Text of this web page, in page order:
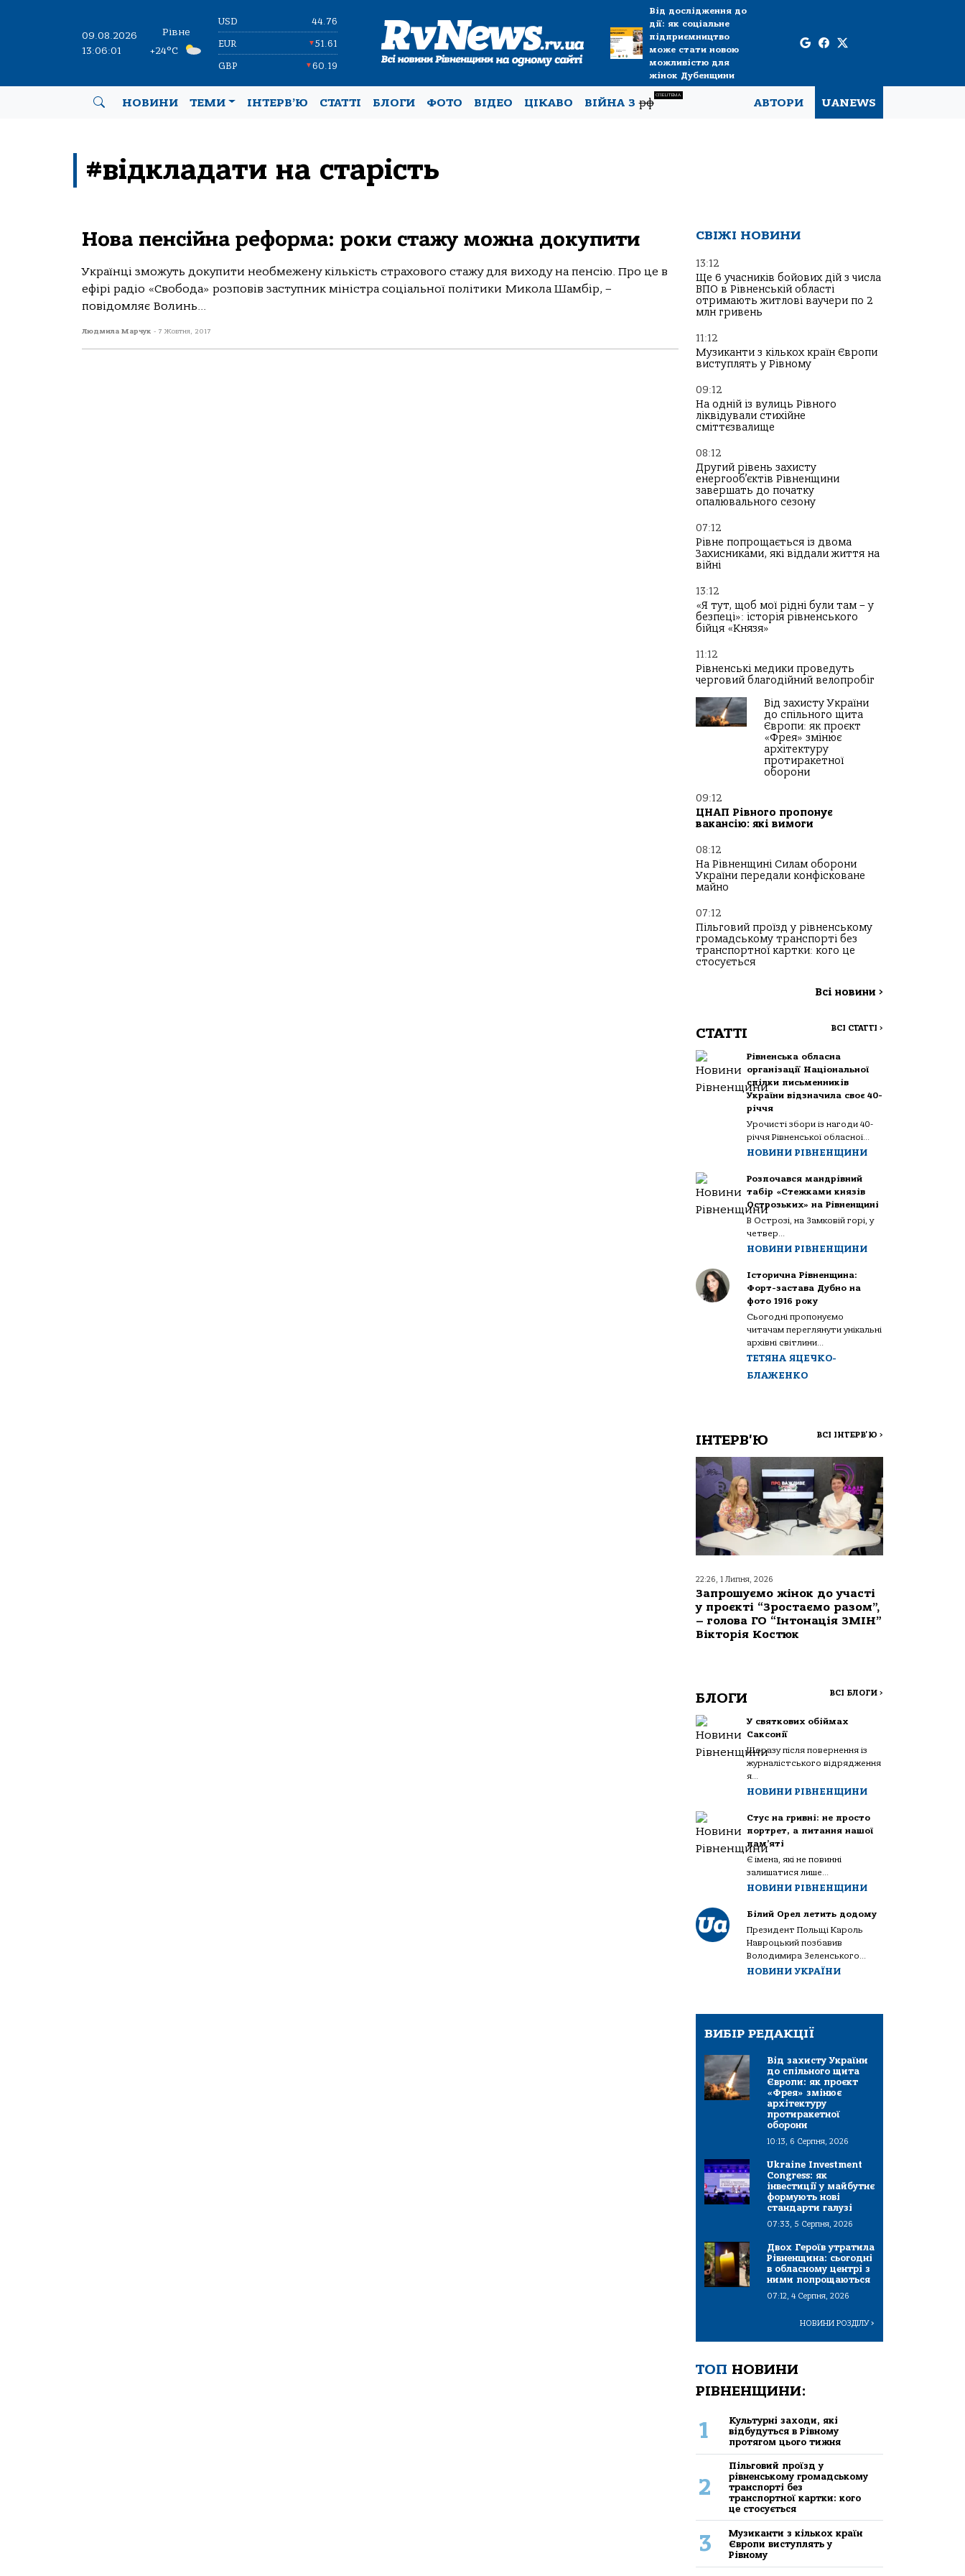
09.08.2026
13:06:01
Рівне
+24°C
USD 44.76
EUR ▼51.61
GBP ▼60.19
Від дослідження до
дії: як соціальне
підприємництво
може стати новою
можливістю для
жінок Дубенщини
НОВИНИ ТЕМИ ІНТЕРВ’Ю СТАТТІ БЛОГИ ФОТО ВІДЕО ЦІКАВО ВІЙНА Зрф
СПЕЦТЕМА
АВТОРИ UANEWS
#відкладати на старість
Нова пенсійна реформа: роки стажу можна докупити
Українці зможуть докупити необмежену кількість страхового стажу для виходу на пенсію. Про це в
ефірі радіо «Свобода» розповів заступник міністра соціальної політики Микола Шамбір, –
повідомляє Волинь...
Людмила Марчук - 7 Жовтня, 2017
СВІЖІ НОВИНИ
13:12
Ще 6 учасників бойових дій з числа
ВПО в Рівненській області
отримають житлові ваучери по 2
млн гривень
11:12
Музиканти з кількох країн Європи
виступлять у Рівному
09:12
На одній із вулиць Рівного
ліквідували стихійне
сміттєзвалище
08:12
Другий рівень захисту
енергооб’єктів Рівненщини
завершать до початку
опалювального сезону
07:12
Рівне попрощається із двома
Захисниками, які віддали життя на
війні
13:12
«Я тут, щоб мої рідні були там – у
безпеці»: історія рівненського
бійця «Князя»
11:12
Рівненські медики проведуть
черговий благодійний велопробіг
Від захисту України
до спільного щита
Європи: як проєкт
«Фрея» змінює
архітектуру
протиракетної
оборони
09:12
ЦНАП Рівного пропонує
вакансію: які вимоги
08:12
На Рівненщині Силам оборони
України передали конфісковане
майно
07:12
Пільговий проїзд у рівненському
громадському транспорті без
транспортної картки: кого це
стосується
Всі новини >
СТАТТІ ВСІ СТАТТІ >
Рівненська обласна
організації Національної
спілки письменників
України відзначила своє 40-
річчя
Урочисті збори із нагоди 40-
річчя Рівненської обласної...
НОВИНИ РІВНЕНЩИНИ
Розпочався мандрівний
табір «Стежками князів
Острозьких» на Рівненщині
В Острозі, на Замковій горі, у
четвер...
НОВИНИ РІВНЕНЩИНИ
Історична Рівненщина:
Форт-застава Дубно на
фото 1916 року
Сьогодні пропонуємо
читачам переглянути унікальні
архівні світлини...
ТЕТЯНА ЯЦЕЧКО-
БЛАЖЕНКО
ІНТЕРВ'Ю ВСІ ІНТЕРВ'Ю >
22:26, 1 Липня, 2026
Запрошуємо жінок до участі
у проєкті “Зростаємо разом”,
– голова ГО “Інтонація ЗМІН”
Вікторія Костюк
БЛОГИ ВСІ БЛОГИ >
У святкових обіймах
Саксонії
Щоразу після повернення із
журналістського відрядження
я...
НОВИНИ РІВНЕНЩИНИ
Стус на гривні: не просто
портрет, а питання нашої
пам’яті
Є імена, які не повинні
залишатися лише...
НОВИНИ РІВНЕНЩИНИ
Білий Орел летить додому
Президент Польщі Кароль
Навроцький позбавив
Володимира Зеленського...
НОВИНИ УКРАЇНИ
ВИБІР РЕДАКЦІЇ
Від захисту України
до спільного щита
Європи: як проєкт
«Фрея» змінює
архітектуру
протиракетної
оборони
10:13, 6 Серпня, 2026
Ukraine Investment
Congress: як
інвестиції у майбутнє
формують нові
стандарти галузі
07:33, 5 Серпня, 2026
Двох Героїв утратила
Рівненщина: сьогодні
в обласному центрі з
ними попрощаються
07:12, 4 Серпня, 2026
НОВИНИ РОЗДІЛУ>
ТОП НОВИНИ
РІВНЕНЩИНИ:
1
Культурні заходи, які
відбудуться в Рівному
протягом цього тижня
2
Пільговий проїзд у
рівненському громадському
транспорті без
транспортної картки: кого
це стосується
3
Музиканти з кількох країн
Європи виступлять у
Рівному